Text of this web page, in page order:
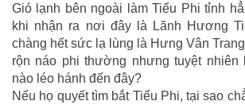
Gió lạnh bên ngoài làm Tiểu Phi tỉnh
khi nhận ra nơi đây là Lãnh Hương
chàng hết sức lạ lùng là Hưng Vân
rộn náo phi thường nhưng tuyệt nhiên
nào léo hánh đến đây?
Nếu họ quyết tìm bắt Tiểu Phi, tại sao